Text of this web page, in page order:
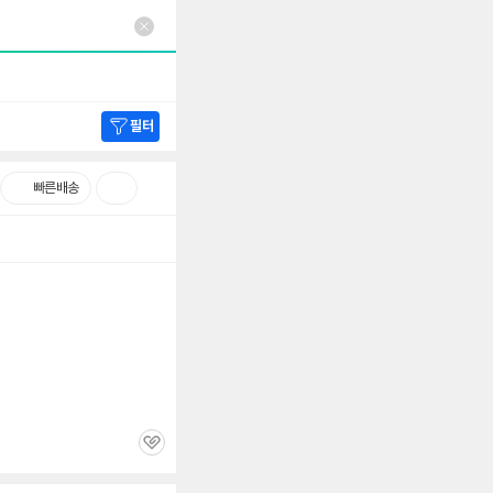
필터
빠른배송
관